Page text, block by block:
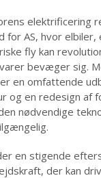
elektrificering
for AS, hvor
fly kan
bevæger sig.
en omfattende
og en redesign af
nødvendige
en stigende
der kan